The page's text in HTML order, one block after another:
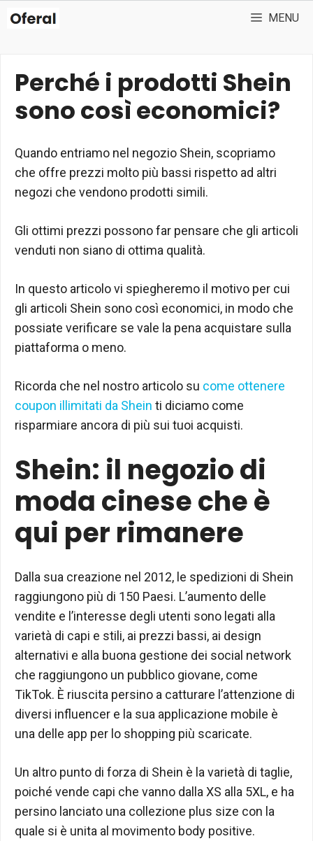
MENU
Perché i prodotti Shein
sono così economici?
Quando entriamo nel negozio Shein, scopriamo
che offre prezzi molto più bassi rispetto ad altri
negozi che vendono prodotti simili.
Gli ottimi prezzi possono far pensare che gli articoli
venduti non siano di ottima qualità.
In questo articolo vi spiegheremo il motivo per cui
gli articoli Shein sono così economici, in modo che
possiate verificare se vale la pena acquistare sulla
piattaforma o meno.
Ricorda che nel nostro articolo su come ottenere
coupon illimitati da Shein ti diciamo come
risparmiare ancora di più sui tuoi acquisti.
Shein: il negozio di
moda cinese che è
qui per rimanere
Dalla sua creazione nel 2012, le spedizioni di Shein
raggiungono più di 150 Paesi. L’aumento delle
vendite e l’interesse degli utenti sono legati alla
varietà di capi e stili, ai prezzi bassi, ai design
alternativi e alla buona gestione dei social network
che raggiungono un pubblico giovane, come
TikTok. È riuscita persino a catturare l’attenzione di
diversi influencer e la sua applicazione mobile è
una delle app per lo shopping più scaricate.
Un altro punto di forza di Shein è la varietà di taglie,
poiché vende capi che vanno dalla XS alla 5XL, e ha
persino lanciato una collezione plus size con la
quale si è unita al movimento body positive.